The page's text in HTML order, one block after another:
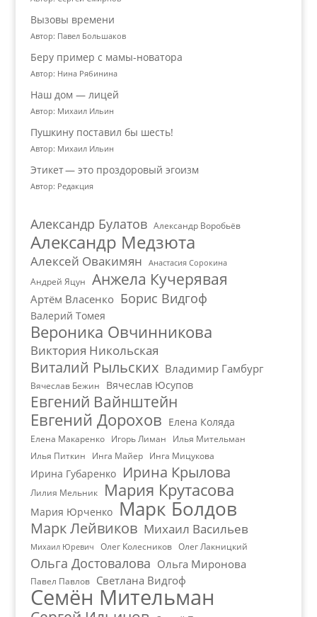
Вызовы времени
Автор: Павел Большаков
Беру пример с мамы-новатора
Автор: Нина Рябинина
Наш дом — лицей
Автор: Михаил Ильин
Пушкину поставил бы шесть!
Автор: Михаил Ильин
Этикет — это проздоровый эгоизм
Автор: Редакция
Александр Булатов Александр Воробьёв
Александр Медзюта
Алексей Овакимян Анастасия Сорокина
Андрей Яцун Анжела Кучерявая
Артём Власенко Борис Видгоф
Валерий Томея
Вероника Овчинникова
Виктория Никольская
Виталий Рыльских Владимир Гамбург
Вячеслав Бежин Вячеслав Юсупов
Евгений Вайнштейн
Евгений Дорохов Елена Коляда
Елена Макаренко Игорь Лиман
Илья Мительман
Илья Питкин
Инга Майер Инга Мицукова
Ирина Губаренко Ирина Крылова
Лилия Мельник Мария Крутасова
Мария Юрченко Марк Болдов
Марк Лейвиков Михаил Васильев
Михаил Юревич Олег Колесников Олег Лакницкий
Ольга Достовалова Ольга Миронова
Павел Павлов Светлана Видгоф
Семён Мительман